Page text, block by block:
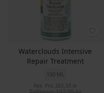
Waterclouds Intensive
Repair Treatment
150 ML
Rek. Pris 265,50 kr